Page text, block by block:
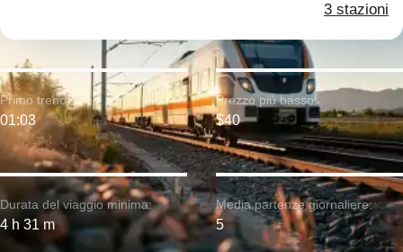
3 stazioni
Durata del viaggio minima:
4 h 31 m
Primo treno:
01:03
Prezzo più basso:
$40
Media partenze giornaliere:
5